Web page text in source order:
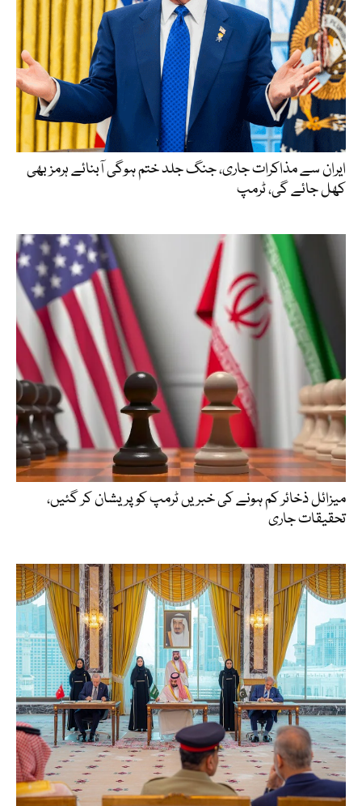
ایران سے مذاکرات جاری، جنگ جلد ختم ہوگی آبنائے ہرمز بھی
کھل جائے گی، ٹرمپ
میزائل ذخائر کم ہونے کی خبریں ٹرمپ کو پریشان کر گئیں،
تحقیقات جاری